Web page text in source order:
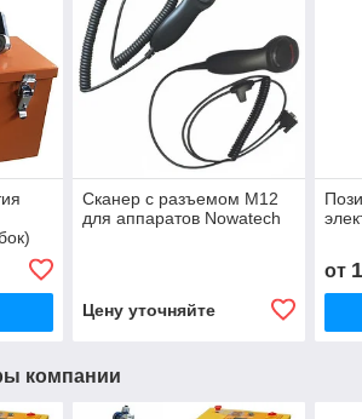
Сканер с разъемом M12
для аппаратов Nowatech
Цену уточняйте
от
компании